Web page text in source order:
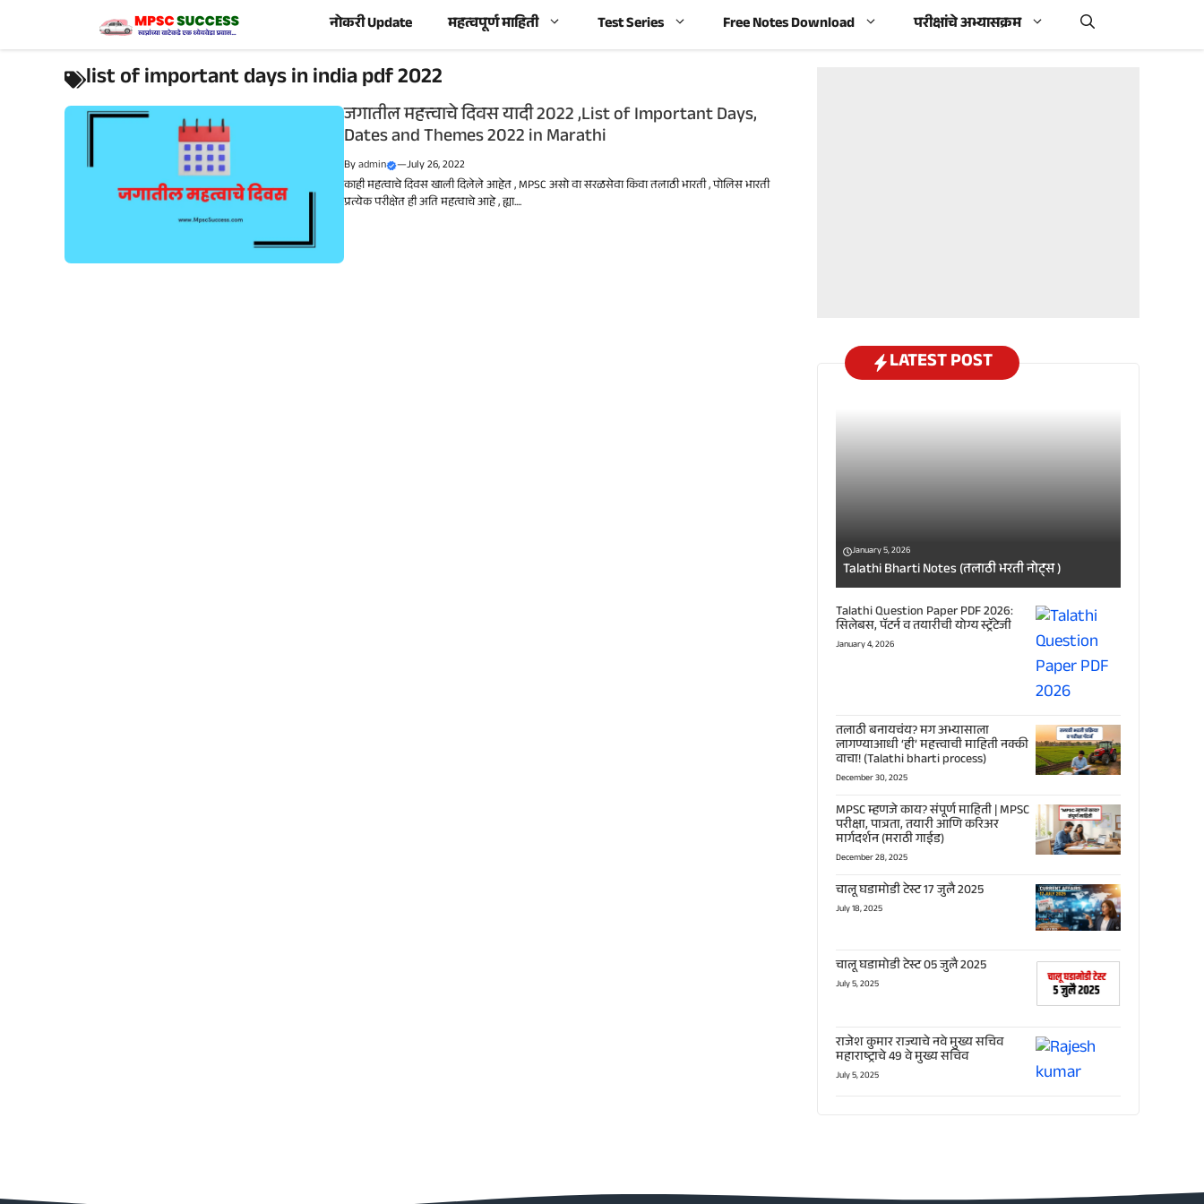
नोकरी Update महत्वपूर्ण माहिती Test Series Free Notes Download परीक्षांचे अभ्यासक्रम
list of important days in india pdf 2022
जगातील महत्त्वाचे दिवस यादी 2022 ,List of Important Days,
Dates and Themes 2022 in Marathi
Byadmin —July 26, 2022
काही महत्वाचे दिवस खाली दिलेले आहेत , MPSC असो वा सरळसेवा किवा तलाठी भारती , पोलिस भारती
प्रत्येक परीक्षेत ही अति महत्वाचे आहे , ह्या....
LATEST POST
January 5, 2026
Talathi Bharti Notes (तलाठी भरती नोट्स )
Talathi Question Paper PDF 2026:
सिलेबस, पॅटर्न व तयारीची योग्य स्ट्रॅटेजी
January 4, 2026
तलाठी बनायचंय? मग अभ्यासाला
लागण्याआधी ‘ही’ महत्त्वाची माहिती नक्की
वाचा! (Talathi bharti process)
December 30, 2025
MPSC म्हणजे काय? संपूर्ण माहिती | MPSC
परीक्षा, पात्रता, तयारी आणि करिअर
मार्गदर्शन (मराठी गाईड)
December 28, 2025
चालू घडामोडी टेस्ट 17 जुलै 2025
July 18, 2025
चालू घडामोडी टेस्ट 05 जुलै 2025
July 5, 2025
राजेश कुमार राज्याचे नवे मुख्य सचिव
महाराष्ट्राचे 49 वे मुख्य सचिव
July 5, 2025